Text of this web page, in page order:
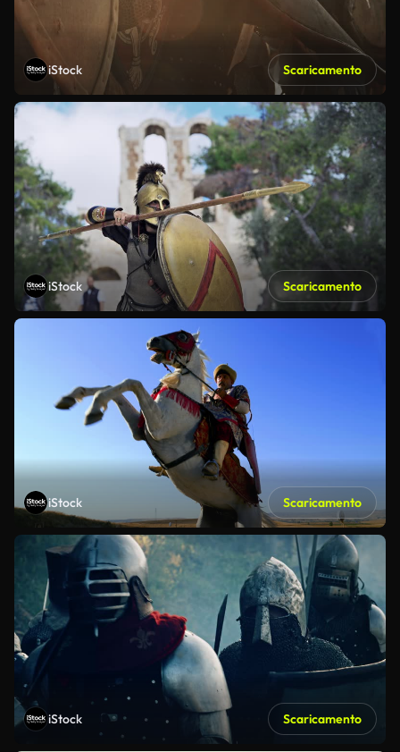
iStock Scaricamento
iStock Scaricamento
iStock Scaricamento
iStock Scaricamento